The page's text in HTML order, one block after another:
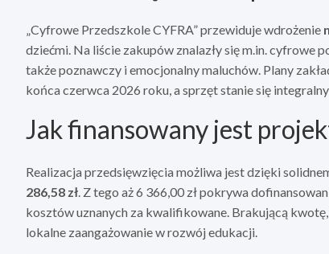
„Cyfrowe Przedszkole CYFRA” przewiduje wdrożenie
dziećmi. Na liście zakupów znalazły się m.in. cyfrowe
także poznawczy i emocjonalny maluchów. Plany
końca czerwca 2026 roku, a sprzęt stanie się
Jak finansowany jest
Realizacja przedsięwzięcia możliwa jest dzięki
286,58 zł. Z tego aż 6 366,00 zł pokrywa
kosztów uznanych za kwalifikowane. Brakującą
lokalne zaangażowanie w rozwój edukacji.